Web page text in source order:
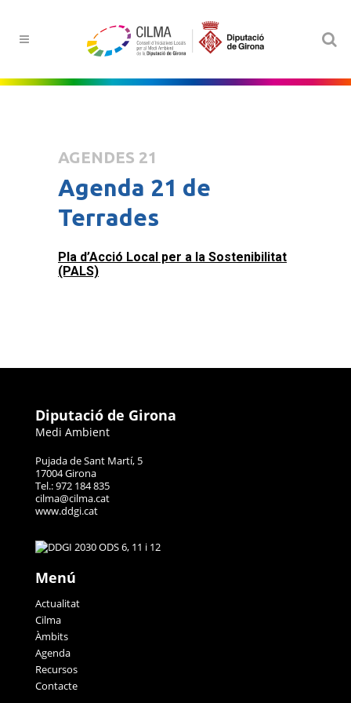
AGENDES 21
Agenda 21 de
Terrades
Pla d’Acció Local per a la Sostenibilitat
(PALS)
Diputació de Girona
Medi Ambient
Pujada de Sant Martí, 5
17004 Girona
Tel.: 972 184 835
cilma@cilma.cat
www.ddgi.cat
Menú
Actualitat
Cilma
Àmbits
Agenda
Recursos
Contacte